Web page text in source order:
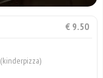
€ 9.50